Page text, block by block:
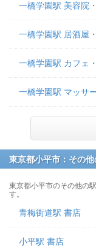
一橋学園駅 美容院
一橋学園駅 居酒屋
一橋学園駅 カフェ
一橋学園駅 マッサ
東京都小平市：その
東京都小平市のその他の
す。
青梅街道駅 書店
小平駅 書店